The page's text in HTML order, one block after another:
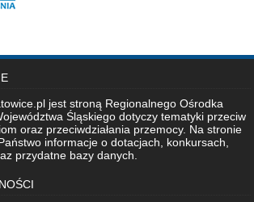
jest stroną Regionalnego Ośrodka
Śląskiego dotyczy tematyki przeciw
oraz przeciwdziałania przemocy. Na stronie
informacje o dotacjach, konkursach,
przydatne bazy danych.